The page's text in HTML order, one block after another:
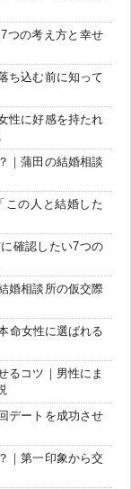
つの考え方と幸せ
ち込む前に知って
性に好感を持たれ
｜蒲田の結婚相談
この人と結婚した
確認したい7つの
婚相談所の仮交際
命女性に選ばれる
るコツ｜男性にま
デートを成功させ
｜第一印象から交